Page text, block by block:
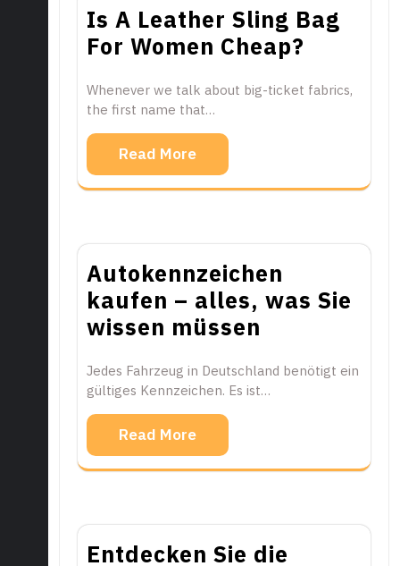
Is A Leather Sling Bag
For Women Cheap?
Whenever we talk about big-ticket fabrics,
the first name that…
Read More
Autokennzeichen
kaufen – alles, was Sie
wissen müssen
Jedes Fahrzeug in Deutschland benötigt ein
gültiges Kennzeichen. Es ist…
Read More
Entdecken Sie die